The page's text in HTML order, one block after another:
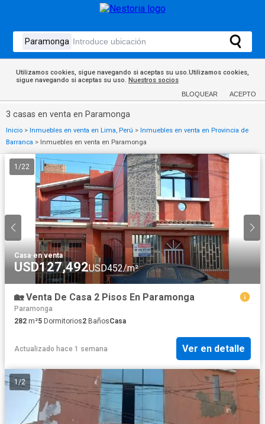
Utilizamos cookies, sigue navegando si aceptas su uso.Utilizamos cookies,
sigue navegando si aceptas su uso. Nuestros socios
BLOQUEAR ACEPTO
3 casas en venta en Paramonga
Inicio > Inmuebles en venta en Lima, Perú > Inmuebles en venta en Provincia de
Barranca > Inmuebles en venta en Paramonga
1 /22
Casa·en venta
USD127,492USD452/m²
🏡 Venta De Casa 2 Pisos En Paramonga
Paramonga
282 m²5 Dormitorios2 BañosCasa
Actualizado hace 1 semana Ver en detalle
1/2